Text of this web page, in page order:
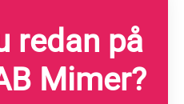
redan på
Mimer?